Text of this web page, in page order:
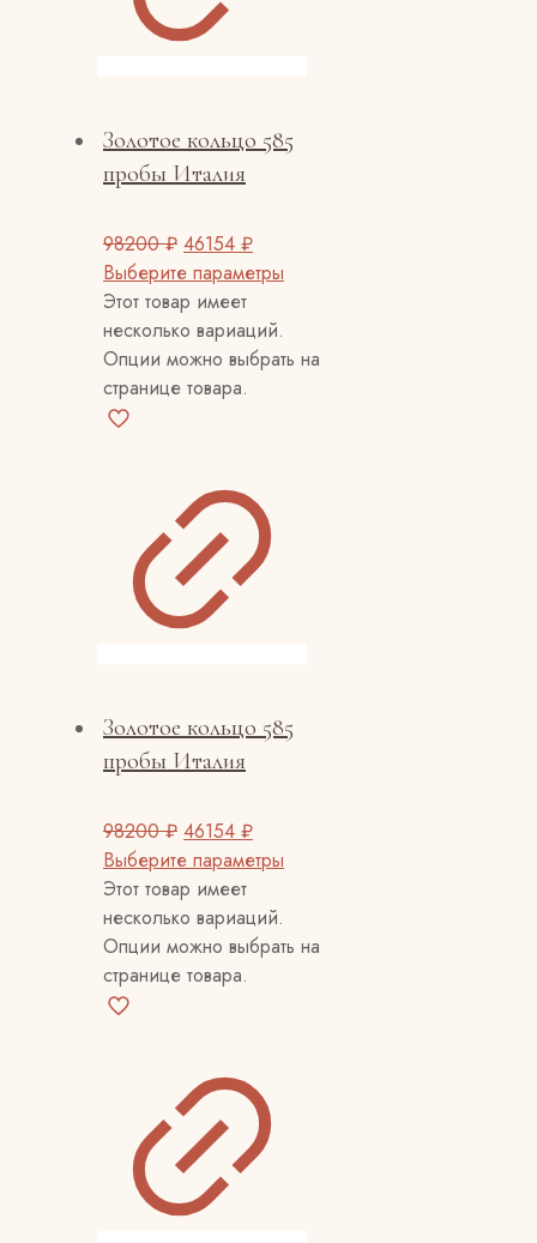
Золотое кольцо 585
пробы Италия
98200₽ 46154 ₽
Выберите параметры
Этот товар имеет
несколько вариаций.
Опции можно выбрать на
странице товара.
Золотое кольцо 585
пробы Италия
98200₽ 46154 ₽
Выберите параметры
Этот товар имеет
несколько вариаций.
Опции можно выбрать на
странице товара.